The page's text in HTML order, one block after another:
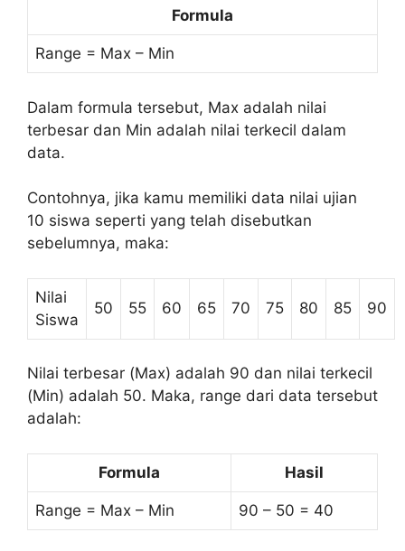
Formula
Range = Max – Min
Dalam formula tersebut, Max adalah nilai
terbesar dan Min adalah nilai terkecil dalam
data.
Contohnya, jika kamu memiliki data nilai ujian
10 siswa seperti yang telah disebutkan
sebelumnya, maka:
Nilai
Siswa
50 55 60 65 70 75 80 85 90
Nilai terbesar (Max) adalah 90 dan nilai terkecil
(Min) adalah 50. Maka, range dari data tersebut
adalah:
Formula Hasil
Range = Max – Min 90 – 50 = 40